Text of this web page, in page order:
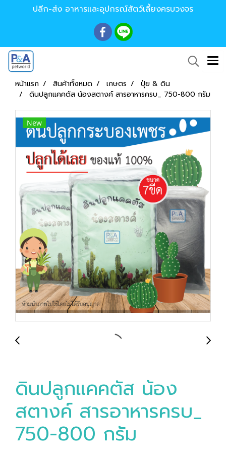
ปลีก-ส่ง อาหารและอุปกรณ์สัตว์เลี้ยงครบวงจร
หน้าแรก สินค้าทั้งหมด เกษตร
ปุ๋ย & ดิน
ดินปลูกแคคตัส น้องสตางค์ สารอาหารครบ_ 750-800 กรัม
New
ดินปลูกแคคตัส น้อง
สตางค์ สารอาหารครบ_
750-800 กรัม